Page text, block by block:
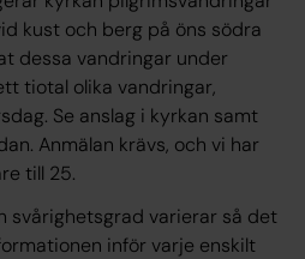
kust och berg på öns södra
dessa vandringar under
tiotal olika vandringar,
Se anslag i kyrkan samt
Anmälan krävs, och vi har
till 25.
svårighetsgrad varierar så det
inför varje enskilt